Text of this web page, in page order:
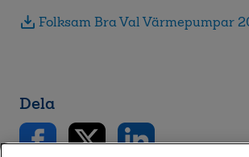
Folksam Bra Val Värmepumpar
Dela